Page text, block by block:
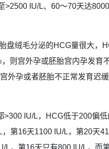
>2500 IU/L、60～70天达
盘绒毛分泌的HCG量很大，
则宫外孕或胚胎宫内孕发育
外孕或者胚胎不正常发育迟
IU/L，HCG低于200偏低
第16天1100 IU/L，第20天
L，第16天只有800 IU/L，而